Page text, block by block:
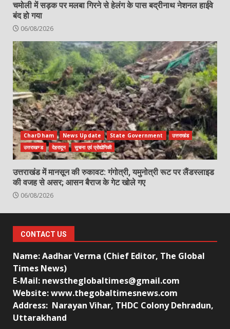
चमोली में सड़क पर मलबा गिरने से हेलंग के पास बद्रीनाथ नेशनल हाईवे
बंद हो गया
06/08/2026
CharDham News Update State Government
उत्तराखंड
उत्तराखण्ड
देहरादून सुचना एवं प्रोद्योगिकी
उत्तराखंड में मानसून की रुकावट: गंगोत्री, यमुनोत्री रूट पर लैंडस्लाइड
की वजह से असर; आसन बैराज के गेट खोले गए
06/08/2026
CONTACT US
Name: Aadhar Verma (Chief Editor, The Global
Times News)
E-Mail: newstheglobaltimes@gmail.com
Website: www.thegobaltimesnews.com
Address: Narayan Vihar, THDC Colony Dehradun,
Uttarakhand